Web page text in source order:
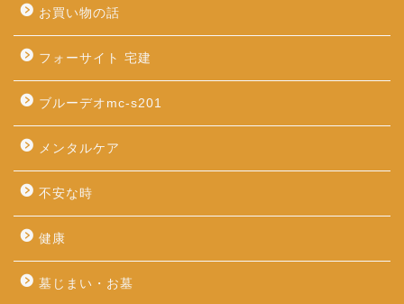
お買い物の話
フォーサイト 宅建
ブルーデオmc-s201
メンタルケア
不安な時
健康
墓じまい・お墓